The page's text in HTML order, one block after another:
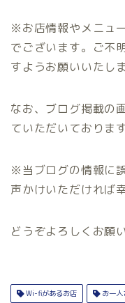
※お店情報やメニュ
でございます。ご不
すようお願いいたしま
なお、ブログ掲載の
ていただいております
※当ブログの情報に
声かけいただければ
どうぞよろしくお願
Wi-fiがあるお店 お一人